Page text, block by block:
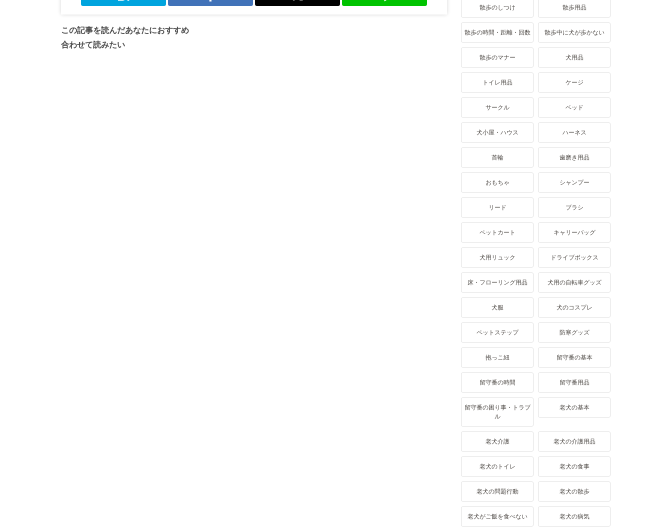
この記事を読んだあなたにおすすめ
合わせて読みたい
散歩のしつけ 散歩用品
散歩の時間・距離・回数 散歩中に犬が歩かない
散歩のマナー 犬用品
トイレ用品 ケージ
サークル ベッド
犬小屋・ハウス ハーネス
首輪 歯磨き用品
おもちゃ シャンプー
リード ブラシ
ペットカート キャリーバッグ
犬用リュック ドライブボックス
床・フローリング用品 犬用の自転車グッズ
犬服 犬のコスプレ
ペットステップ 防寒グッズ
抱っこ紐 留守番の基本
留守番の時間 留守番用品
留守番の困り事・トラブ
ル
老犬の基本
老犬介護 老犬の介護用品
老犬のトイレ 老犬の食事
老犬の問題行動 老犬の散歩
老犬がご飯を食べない 老犬の病気